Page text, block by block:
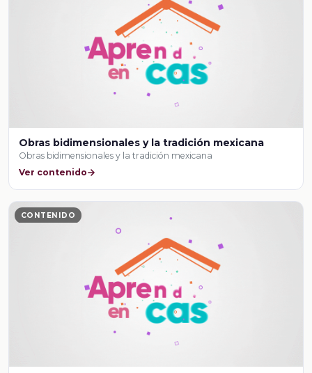
Obras bidimensionales y la tradición mexicana
Obras bidimensionales y la tradición mexicana
Ver contenido
CONTENIDO